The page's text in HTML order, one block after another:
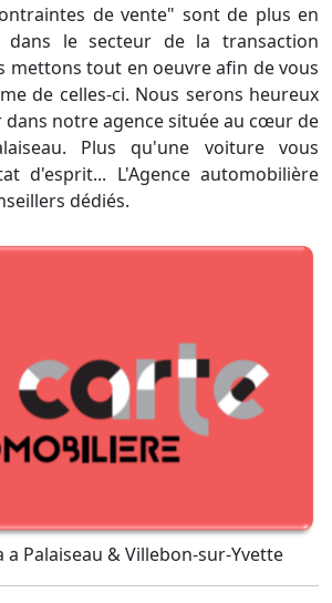
de vente" sont de plus en
dans le secteur de la transaction
mettons tout en oeuvre afin de vous
de celles-ci. Nous serons heureux
dans notre agence située au cœur de
Plus qu'une voiture vous
d'esprit... L'Agence automobilière
dédiés.
a Palaiseau & Villebon-sur-Yvette